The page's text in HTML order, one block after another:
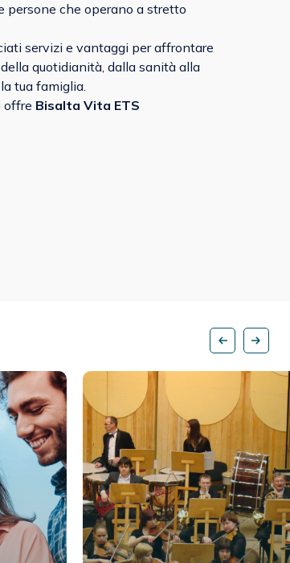
che operano a stretto
servizi e vantaggi per affrontare
quotidianità, dalla sanità alla
tua famiglia.
offre Bisalta Vita ETS